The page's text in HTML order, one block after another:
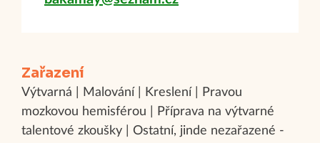
Zařazení
Výtvarná | Malování | Kreslení | Pravou
mozkovou hemisférou | Příprava na výtvarné
talentové zkoušky | Ostatní, jinde nezařazené -